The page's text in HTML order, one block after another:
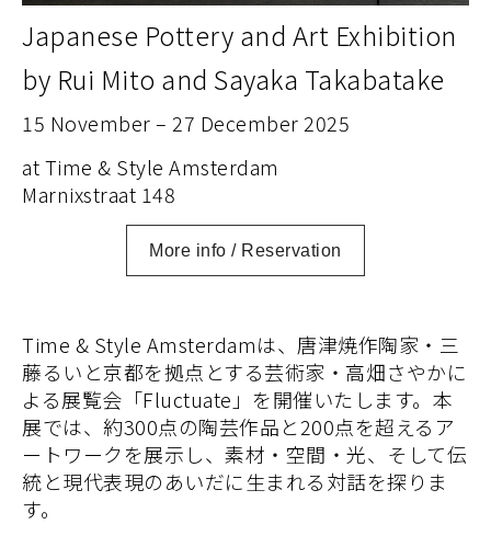
Japanese Pottery and Art Exhibition
by Rui Mito and Sayaka Takabatake
15 November – 27 December 2025
at Time & Style Amsterdam
Marnixstraat 148
More info / Reservation
Time & Style Amsterdamは、唐津焼作陶家・三
藤るいと京都を拠点とする芸術家・高畑さやかに
よる展覧会「Fluctuate」を開催いたします。本
展では、約300点の陶芸作品と200点を超えるア
ートワークを展示し、素材・空間・光、そして伝
統と現代表現のあいだに生まれる対話を探りま
す。